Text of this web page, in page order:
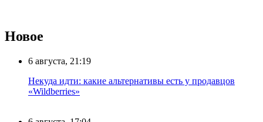
Новое
6 августа, 21:19
Некуда идти: какие альтернативы есть у продавцов
«Wildberries»